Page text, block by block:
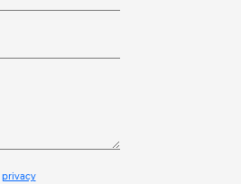
privacy